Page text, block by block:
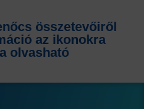
összetevőiről
az ikonokra
olvasható